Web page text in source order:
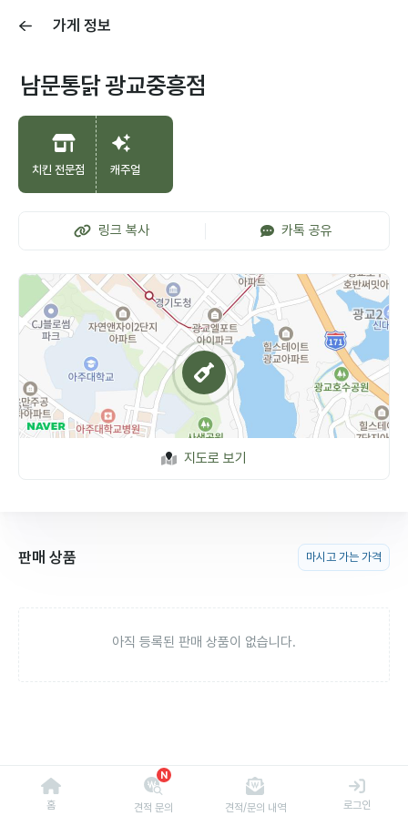
가게 정보
남문통닭 광교중흥점
치킨 전문점 캐주얼
링크 복사 카톡 공유
지도로 보기
판매 상품 마시고 가는 가격
아직 등록된 판매 상품이 없습니다.
홈
N
견적 문의 견적/문의 내역 로그인